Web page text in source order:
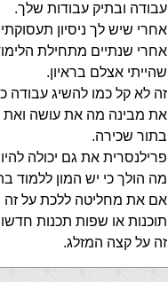
עבודה ובתיק עבודות שלך.
אחרי שיש לך ניסיון תעסוקתי של מעל 3-6 שנים אפשר
שהייתי אצלם בראיון.
זה לא קל כמו להשיג עבודה
את מבינה מה את עושה ואת
בתור שכירה.
פרילנסרית את גם יכולה
מה הולך כי יש המון
אם את מחליטה ללכת על זה
תוכנות או שפות תכנות
זה על קצה המזלג.